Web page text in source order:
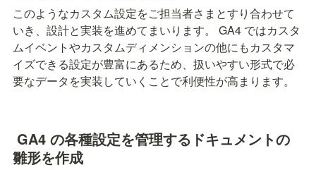
このようなカスタム設定をご担当者さまとすり合わせて
いき、設計と実装を進めてまいります。 GA4 ではカスタ
ムイベントやカスタムディメンションの他にもカスタマ
イズできる設定が豊富にあるため、扱いやすい形式で必
要なデータを実装していくことで利便性が高まります。
雛形を作成